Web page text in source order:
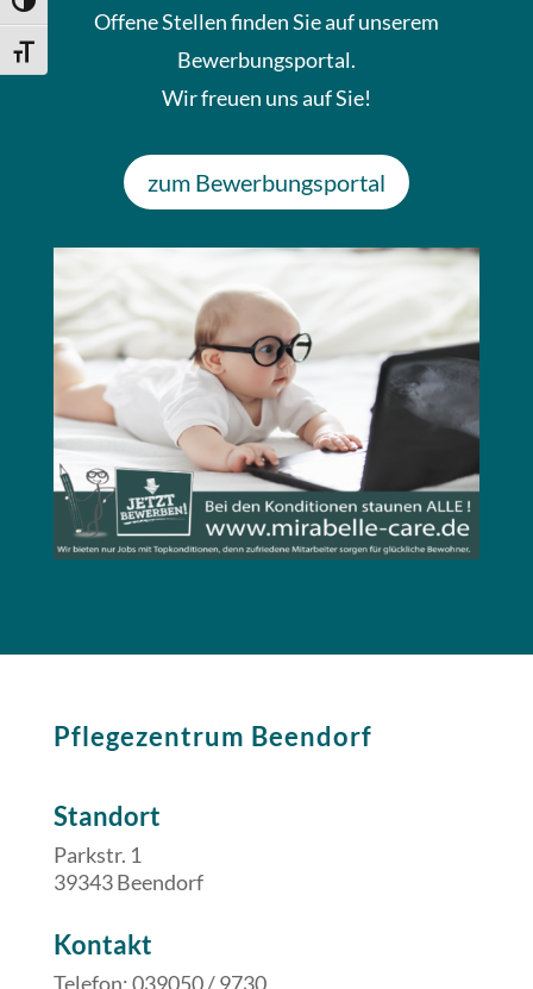
Umschalten auf hohe Kontraste
Schrift vergrößern
Offene Stellen finden Sie auf unserem
Bewerbungsportal.
Wir freuen uns auf Sie!
zum Bewerbungsportal
Pflegezentrum Beendorf
Standort
Parkstr. 1
39343 Beendorf
​​Kontakt
Telefon: 039050 / 9730